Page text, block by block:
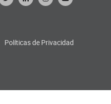
Políticas de Privacidad